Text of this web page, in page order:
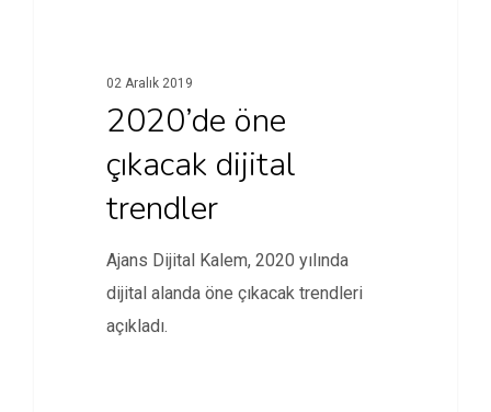
02 Aralık 2019
2020’de öne
çıkacak dijital
trendler
Ajans Dijital Kalem, 2020 yılında
dijital alanda öne çıkacak trendleri
açıkladı.